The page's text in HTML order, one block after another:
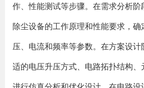
作、性能测试等步骤。在需求分析
除尘设备的工作原理和性能要求，
压、电流和频率等参数。在方案设
适的电压升压方式、电路拓扑结构